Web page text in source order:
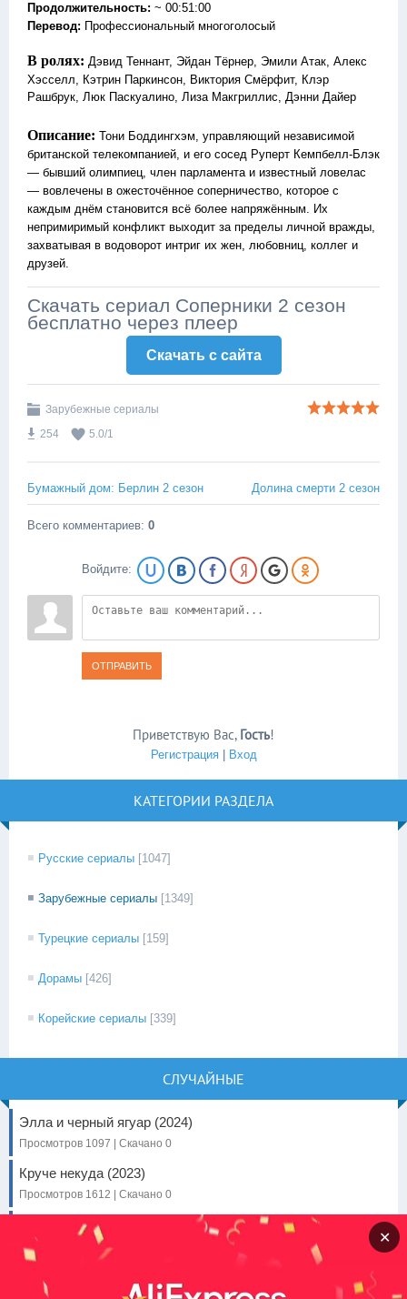
Продолжительность: ~ 00:51:00
Перевод: Профессиональный многоголосый
В ролях: Дэвид Теннант, Эйдан Тёрнер, Эмили Атак, Алекс
Хэсселл, Кэтрин Паркинсон, Виктория Смёрфит, Клэр
Рашбрук, Люк Паскуалино, Лиза Макгриллис, Дэнни Дайер
Описание: Тони Боддингхэм, управляющий независимой
британской телекомпанией, и его сосед Руперт Кемпбелл-Блэк
— бывший олимпиец, член парламента и известный ловелас
— вовлечены в ожесточённое соперничество, которое с
каждым днём становится всё более напряжённым. Их
непримиримый конфликт выходит за пределы личной вражды,
захватывая в водоворот интриг их жен, любовниц, коллег и
друзей.
Скачать сериал Соперники 2 сезон
бесплатно через плеер
Скачать c сайта
Зарубежные сериалы
254
5.0/1
Бумажный дом: Берлин 2 сезон Долина смерти 2 сезон
Всего комментариев: 0
Войдите:
ОТПРАВИТЬ
Приветствую Вас, Гость!
Регистрация| Вход
КАТЕГОРИИ РАЗДЕЛА
Русские сериалы [1047]
Зарубежные сериалы [1349]
Турецкие сериалы [159]
Дорамы [426]
Корейские сериалы [339]
СЛУЧАЙНЫЕ
Элла и черный ягуар (2024)
Просмотров 1097 | Скачано 0
Круче некуда (2023)
Просмотров 1612 | Скачано 0
Вайолет Эвергарден. Фильм
Просмотров 1273 | Скачано 0
Просмотров 887 | Скачано 0
✕